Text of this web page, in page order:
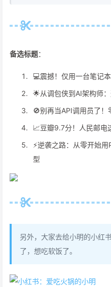
备选标题：
💻震撼！仅用一台笔记
🌟从调包侠到AI架构师
🚫别再当API调用员了
📈豆瓣9.7分！人民邮电
⚡️逆袭之路：从零开始
型
另外，大家去给小明的小红
了，想吃软饭了。